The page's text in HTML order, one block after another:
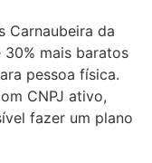
Carnaubeira da
30% mais baratos
pessoa física.
CNPJ ativo,
fazer um plano